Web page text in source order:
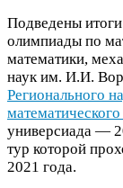
Подведены
олимпиады по
математики,
наук им. И.И.
Регионального
универсиада —
тур которой
2021 года.